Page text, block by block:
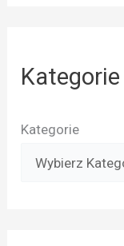
Kategorie
Kategorie